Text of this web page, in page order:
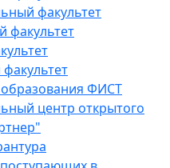
факультет
факультет
ФИСТ
центр открытого